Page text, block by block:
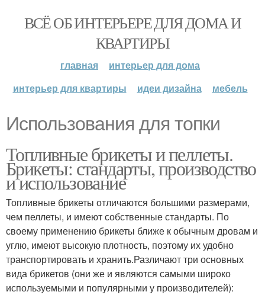
ВСЁ ОБ ИНТЕРЬЕРЕ ДЛЯ ДОМА И
КВАРТИРЫ
главная
интерьер для дома
интерьер для квартиры
идеи дизайна мебель
Использования для топки
Топливные брикеты и пеллеты.
Брикеты: стандарты, производство
и использование
Топливные брикеты отличаются большими размерами,
чем пеллеты, и имеют собственные стандарты. По
своему применению брикеты ближе к обычным дровам и
углю, имеют высокую плотность, поэтому их удобно
транспортировать и хранить.Различают три основных
вида брикетов (они же и являются самыми широко
используемыми и популярными у производителей):